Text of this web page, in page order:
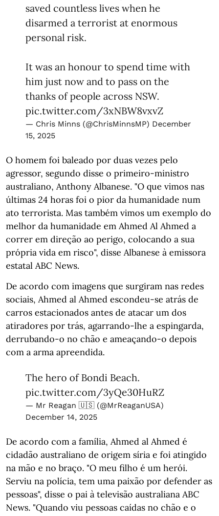
saved countless lives when he
disarmed a terrorist at enormous
personal risk.
It was an honour to spend time with
him just now and to pass on the
thanks of people across NSW.
pic.twitter.com/3xNBW8vxvZ
— Chris Minns (@ChrisMinnsMP) December
15, 2025
O homem foi baleado por duas vezes pelo
agressor, segundo disse o primeiro-ministro
australiano, Anthony Albanese. "O que vimos nas
últimas 24 horas foi o pior da humanidade num
ato terrorista. Mas também vimos um exemplo do
melhor da humanidade em Ahmed Al Ahmed a
correr em direção ao perigo, colocando a sua
própria vida em risco", disse Albanese à emissora
estatal ABC News.
De acordo com imagens que surgiram nas redes
sociais, Ahmed al Ahmed escondeu-se atrás de
carros estacionados antes de atacar um dos
atiradores por trás, agarrando-lhe a espingarda,
derrubando-o no chão e ameaçando-o depois
com a arma apreendida.
The hero of Bondi Beach.
pic.twitter.com/3yQe30HuRZ
— Mr Reagan 🇺🇸 (@MrReaganUSA)
December 14, 2025
De acordo com a família, Ahmed al Ahmed é
cidadão australiano de origem síria e foi atingido
na mão e no braço. "O meu filho é um herói.
Serviu na polícia, tem uma paixão por defender as
pessoas", disse o pai à televisão australiana ABC
News. "Quando viu pessoas caídas no chão e o